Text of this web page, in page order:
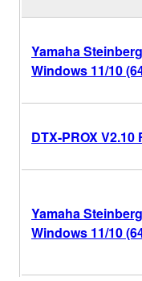
Yamaha
Windows 11/10
DTX-PROX
Yamaha
Windows 11/10